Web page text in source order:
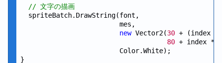
// 文字の描画
  spriteBatch.DrawString(font,
                         mes,
new Vector2(30 + (index %
80 + index *
                         Color.White);